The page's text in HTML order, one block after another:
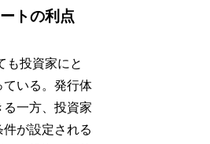
トの利点
も投資家にと
ている。発行体
一方、投資家
が設定される